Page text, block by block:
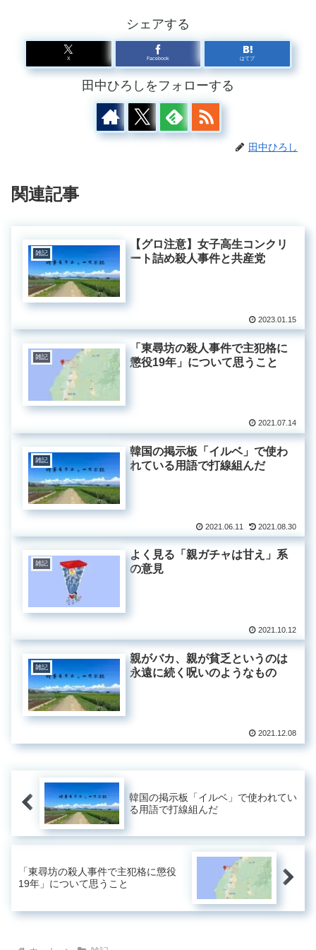
シェアする
X Facebook はてブ
田中ひろしをフォローする
田中ひろし
関連記事
雑記
【グロ注意】女子高生コンクリ
ート詰め殺人事件と共産党
2023.01.15
雑記
「東尋坊の殺人事件で主犯格に
懲役19年」について思うこと
2021.07.14
雑記
韓国の掲示板「イルベ」で使わ
れている用語で打線組んだ
2021.06.11 2021.08.30
雑記
よく見る「親ガチャは甘え」系
の意見
2021.10.12
雑記
親がバカ、親が貧乏というのは
永遠に続く呪いのようなもの
2021.12.08
韓国の掲示板「イルベ」で使われてい
る用語で打線組んだ
「東尋坊の殺人事件で主犯格に懲役
19年」について思うこと